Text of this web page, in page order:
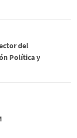
del
Política y